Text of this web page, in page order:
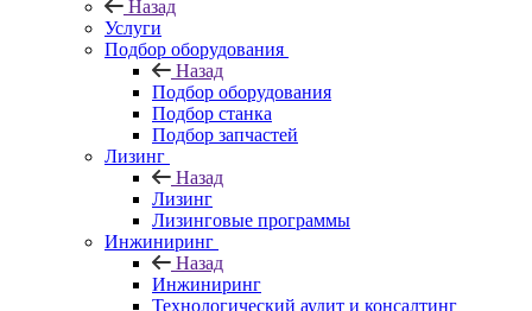
Назад
Услуги
Подбор оборудования
Назад
Подбор оборудования
Подбор станка
Подбор запчастей
Лизинг
Назад
Лизинг
Лизинговые программы
Инжиниринг
Назад
Инжиниринг
Технологический аудит и консалтинг